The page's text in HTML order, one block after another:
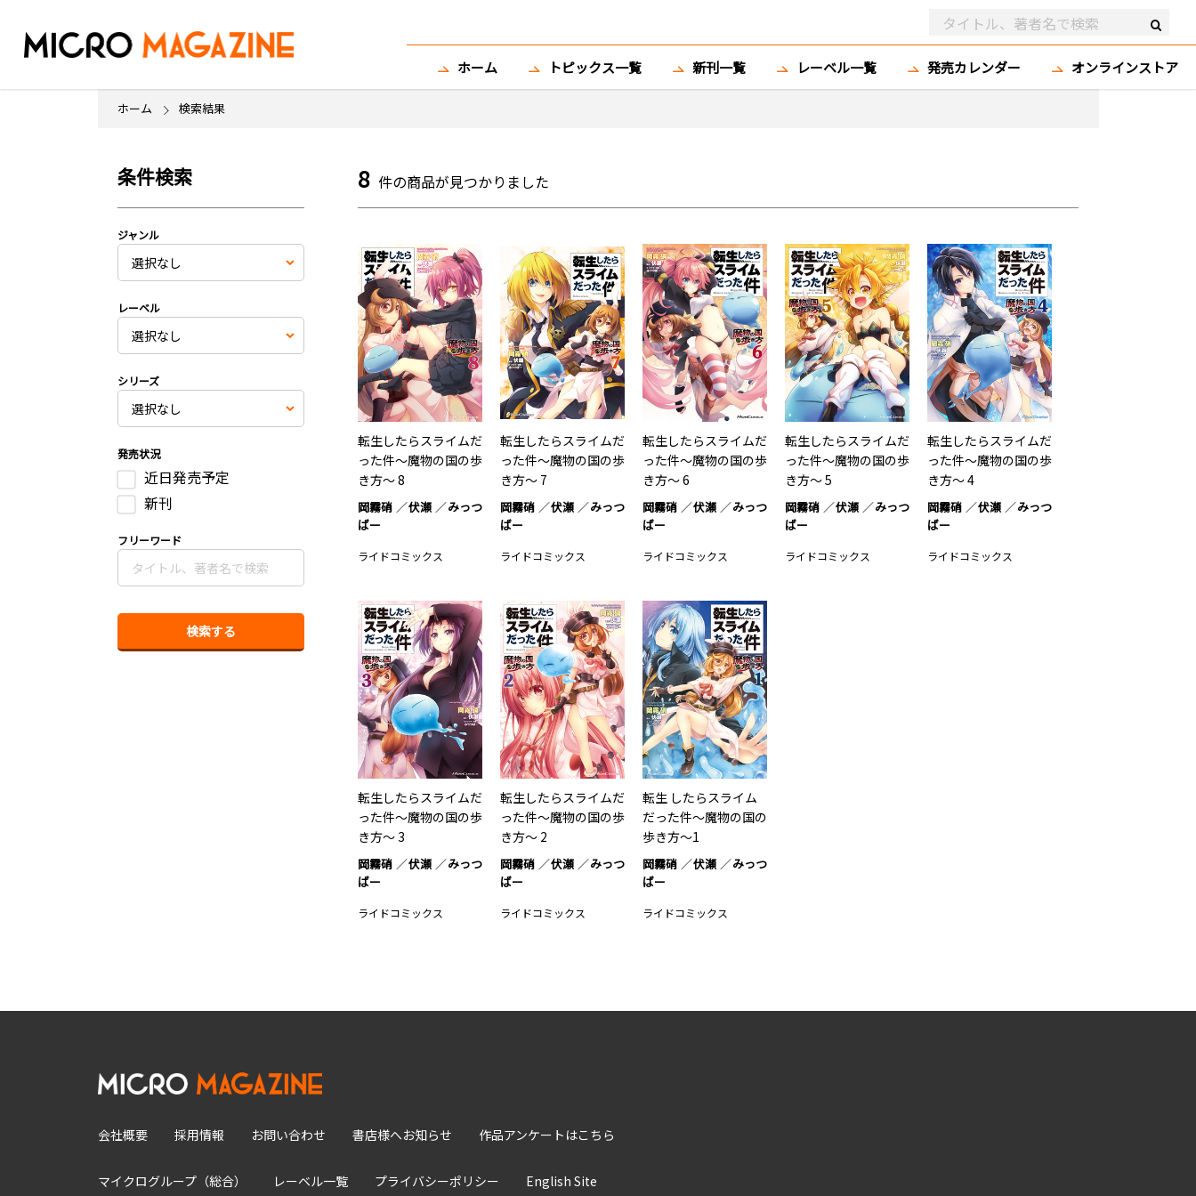
ホーム トピックス一覧 新刊一覧 レーベル一覧 発売カレンダー オンラインストア
ホーム 検索結果
条件検索
ジャンル
レーベル
シリーズ
発売状況
近日発売予定
新刊
フリーワード
8 件の商品が見つかりました
転生したらスライムだ
った件～魔物の国の歩
き方～ 8
岡霧硝 伏瀬
みっつ
ばー
ライドコミックス
転生したらスライムだ
った件～魔物の国の歩
き方～ 7
岡霧硝 伏瀬
みっつ
ばー
ライドコミックス
転生したらスライムだ
った件～魔物の国の歩
き方～ 6
岡霧硝 伏瀬
みっつ
ばー
ライドコミックス
転生したらスライムだ
った件～魔物の国の歩
き方～ 5
岡霧硝 伏瀬
みっつ
ばー
ライドコミックス
転生したらスライムだ
った件～魔物の国の歩
き方～ 4
岡霧硝 伏瀬
みっつ
ばー
ライドコミックス
転生したらスライムだ
った件～魔物の国の歩
き方～ 3
岡霧硝 伏瀬
みっつ
ばー
ライドコミックス
転生したらスライムだ
った件～魔物の国の歩
き方～ 2
岡霧硝 伏瀬
みっつ
ばー
ライドコミックス
転生 したらスライム
だった件～魔物の国の
歩き方～1
岡霧硝 伏瀬
みっつ
ばー
ライドコミックス
会社概要 採用情報 お問い合わせ 書店様へお知らせ 作品アンケートはこちら
マイクログループ（総合） レーベル一覧 プライバシーポリシー English Site